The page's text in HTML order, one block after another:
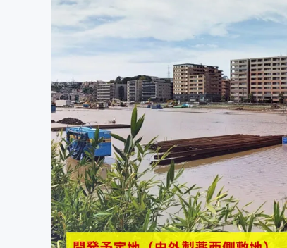
テクノロジー・ガジェット
映像・映画
ビジネス・起業
まちづくり・地域活性化